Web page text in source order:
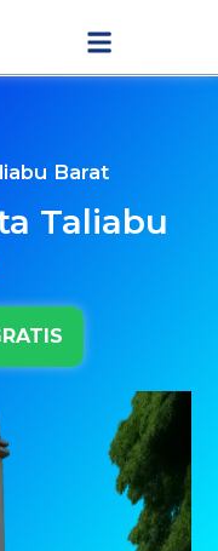
Barat
Taliabu